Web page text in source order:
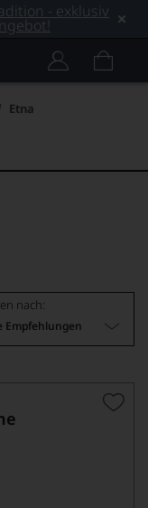
- exklusiv
Etna
nach:
Empfehlungen